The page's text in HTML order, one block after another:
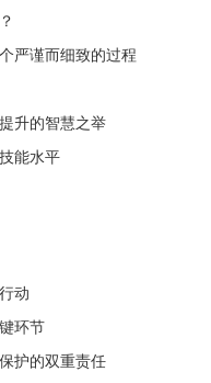
严谨而细致的过程
升的智慧之举
能水平
动
环节
护的双重责任